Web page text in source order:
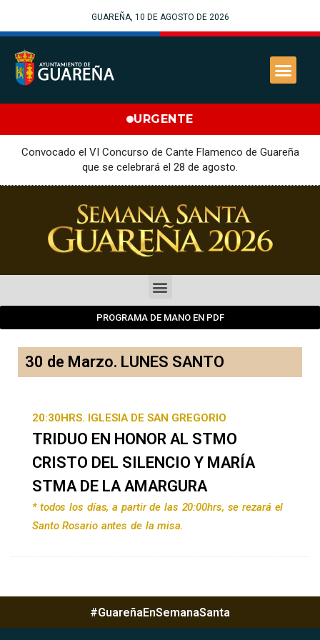
GUAREÑA, 10 DE AGOSTO DE 2026
URGENTE
Convocado el VI Concurso de Cante Flamenco de Guareña
que se celebrará el 28 de agosto.
PROGRAMA DE MANO EN PDF
30 de Marzo. LUNES SANTO
20:30HRS. IGLESIA DE SAN GREGORIO
TRIDUO EN HONOR AL STMO
CRISTO DEL SILENCIO Y MARÍA
STMA DE LA AMARGURA
* todos los días, a partir de las 20:00hrs, se rezará el
Santo Rosario antes de la misa.
#GuareñaEnSemanaSanta